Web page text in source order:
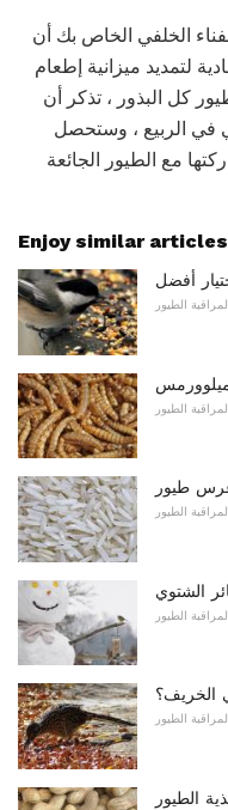
الخلفي الخاص بك أن
لتمديد ميزانية إطعام
كل البذور ، تذكر أن
في الربيع ، وستحصل
مع الطيور الجائعة
Enjoy similar articles
الطيور
الطيور
طيور
الطيور
الشتوي
الطيور
الخريف؟
الطيور
الطيور